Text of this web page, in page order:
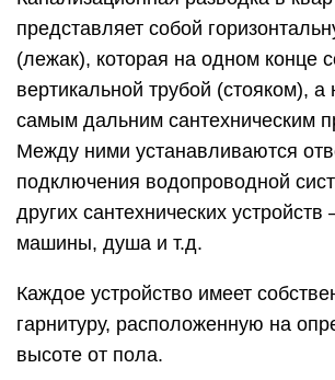
представляет собой
(лежак), которая на одном конце
вертикальной трубой (стояком),
самым дальним сантехническим
Между ними устанавливаются
подключения водопроводной
других сантехнических
машины, душа и т.д.
Каждое устройство имеет
гарнитуру, расположенную на
высоте от пола.